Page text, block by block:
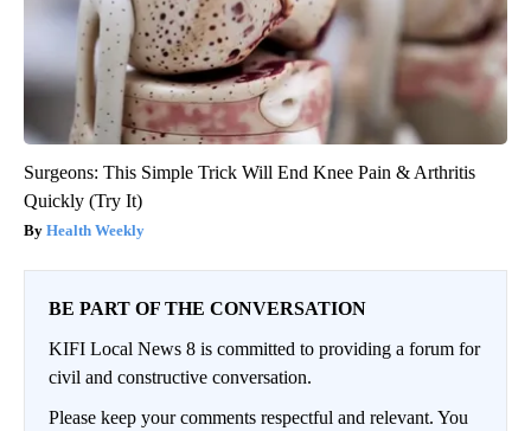
Surgeons: This Simple Trick Will End Knee Pain & Arthritis
Quickly (Try It)
Health Weekly
BE PART OF THE CONVERSATION
KIFI Local News 8 is committed to providing a forum for
civil and constructive conversation.
Please keep your comments respectful and relevant. You